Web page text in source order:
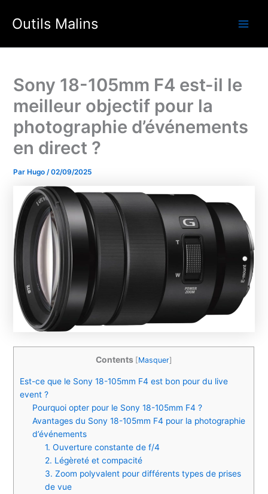
Outils Malins
Sony 18-105mm F4 est-il le
meilleur objectif pour la
photographie d’événements
en direct ?
ParHugo /02/09/2025
Contents [Masquer]
Est-ce que le Sony 18-105mm F4 est bon pour du live
event ?
Pourquoi opter pour le Sony 18-105mm F4 ?
Avantages du Sony 18-105mm F4 pour la photographie
d’événements
1. Ouverture constante de f/4
2. Légèreté et compacité
3. Zoom polyvalent pour différents types de prises
de vue